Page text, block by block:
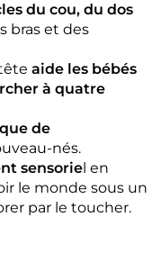
du cou, du dos
bras et des
aide les bébés
à quatre
de
nés.
sensoriel en
le monde sous un
par le toucher.